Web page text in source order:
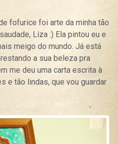
fofurice foi arte da minha tão
Liza :) Ela pintou eu e
meigo do mundo. Já está
a sua beleza pra
me deu uma carta escrita à
e tão lindas, que vou guardar